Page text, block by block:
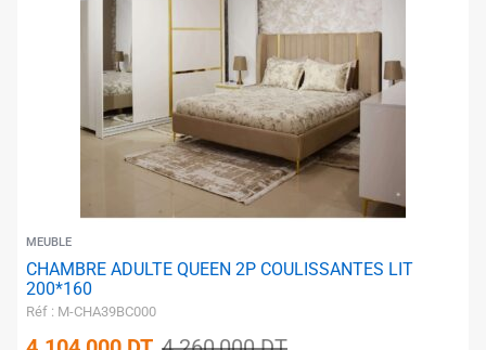
MEUBLE
CHAMBRE ADULTE QUEEN 2P COULISSANTES LIT
200*160
Réf : M-CHA39BC000
✱